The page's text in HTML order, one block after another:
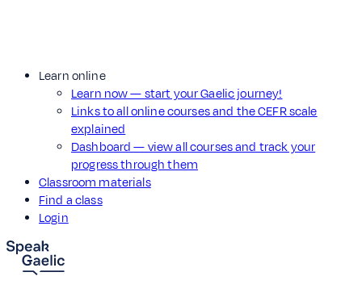
Learn online
Learn now — start your Gaelic journey!
Links to all online courses and the CEFR scale
explained
Dashboard — view all courses and track your
progress through them
Classroom materials
Find a class
Login